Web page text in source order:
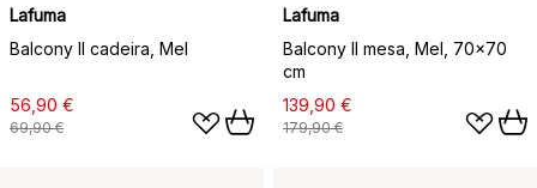
Lafuma
Balcony II cadeira, Mel
56,90 €
69,90 €
Lafuma
Balcony II mesa, Mel, 70x70
cm
139,90 €
179,90 €